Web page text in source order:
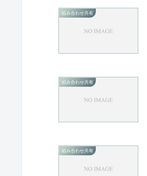
組み合わせ共有
組み合わせ共有
組み合わせ共有